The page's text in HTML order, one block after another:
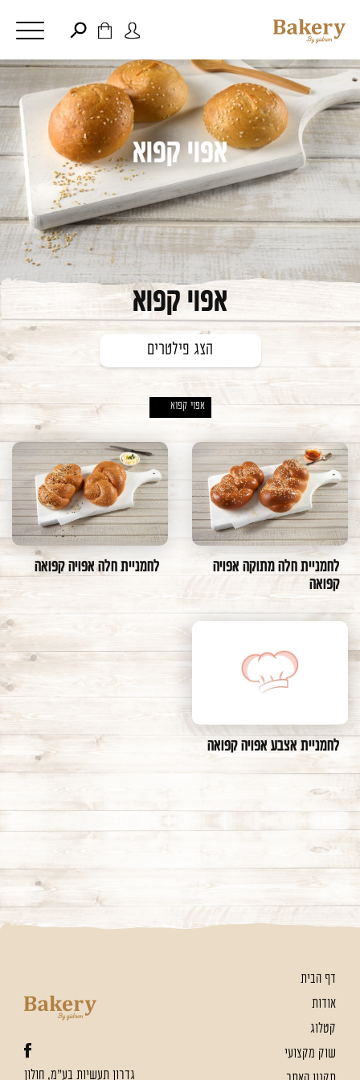
חלונית
עגלה
חלונית
משתמש
אין מוצרים בעגלה
סגור
כבר רשומים? התחברו
שכחתי סיסמה
משתמש חדש/אורח
להרשמה
אפוי קפוא
אפוי קפוא
הצג פילטרים
לחמניות
פיתות אפויות קפואות
בחרו קפוא/אפוי קפוא
אפוי
קפוא
אפוי קפוא
בחרו חלבי/פרווה
חלבי
פרווה
אפוי קפוא
לחמניית חלה מתוקה אפויה
קפואה
לחמניית חלה אפויה קפואה
לחמניית אצבע אפויה קפואה
דף הבית
אודות
קטלוג
שוק מקצועי
גדרון תעשיות בע"מ, חולון